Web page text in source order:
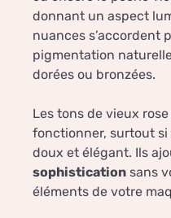
donnant un aspect
nuances s’accordent
pigmentation
dorées ou bronzées.
Les tons de vieux
fonctionner, surtout
doux et élégant. Ils
sophistication sans
éléments de votre